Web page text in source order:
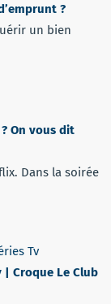
?
un bien
On vous dit
Dans la soirée
Tv
| Croque Le Club